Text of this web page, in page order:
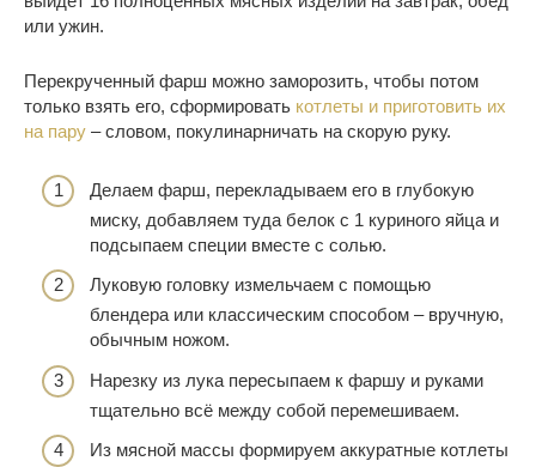
или ужин.
Перекрученный фарш можно заморозить, чтобы потом
только взять его, сформировать котлеты и приготовить их
на пару – словом, покулинарничать на скорую руку.
Делаем фарш, перекладываем его в глубокую
миску, добавляем туда белок с 1 куриного яйца и
подсыпаем специи вместе с солью.
Луковую головку измельчаем с помощью
блендера или классическим способом – вручную,
обычным ножом.
Нарезку из лука пересыпаем к фаршу и руками
тщательно всё между собой перемешиваем.
Из мясной массы формируем аккуратные котлеты